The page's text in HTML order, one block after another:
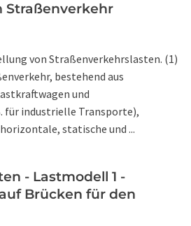
Straßenverkehr
von Straßenverkehrslasten. (1)
bestehend aus
und
für industrielle Transporte),
statische und ...
- Lastmodell 1 -
Brücken für den